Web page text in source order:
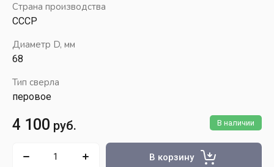
Страна производства
СССР
Диаметр D, мм
68
Тип сверла
перовое
В наличии
4 100 руб.
В корзину